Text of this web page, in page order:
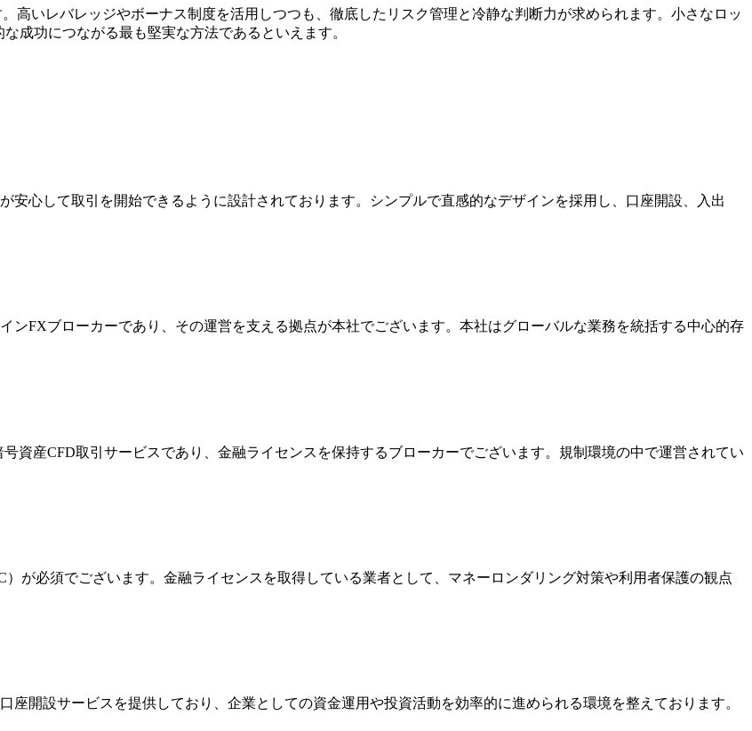
高いレバレッジやボーナス制度を活用しつつも、徹底したリスク管理と冷静な判断力が求められます。小さなロッ
成功につながる最も堅実な方法であるといえます。
安心して取引を開始できるように設計されております。シンプルで直感的なデザインを採用し、口座開設、入出
ンFXブローカーであり、その運営を支える拠点が本社でございます。本社はグローバルな業務を統括する中心的存
資産CFD取引サービスであり、金融ライセンスを保持するブローカーでございます。規制環境の中で運営されてい
が必須でございます。金融ライセンスを取得している業者として、マネーロンダリング対策や利用者保護の観点
開設サービスを提供しており、企業としての資金運用や投資活動を効率的に進められる環境を整えております。